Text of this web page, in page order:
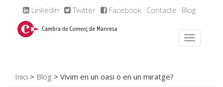
Linkedin Twitter Facebook Contacte Blog
Inici > Blog > Vivim en un oasi o en un miratge?